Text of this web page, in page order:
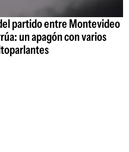
partido entre Montevideo
un apagón con varios